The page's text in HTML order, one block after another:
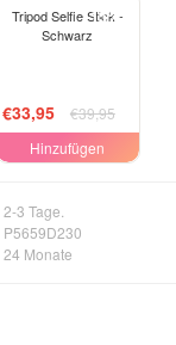
-15%
Tripod Selfie Stick -
Schwarz
€33,95
€39,95
Hinzufügen
2-3 Tage.
P5659D230
24 Monate